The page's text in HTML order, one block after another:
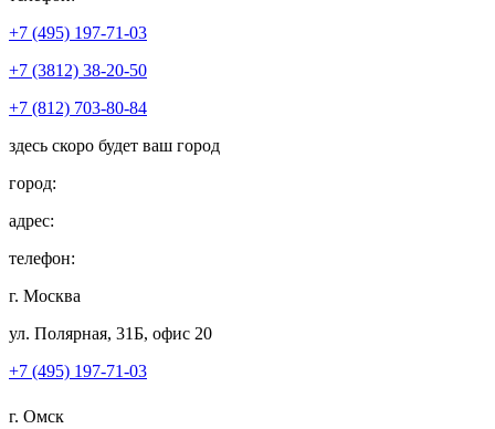
+7 (495) 197-71-03
+7 (3812) 38-20-50
+7 (812) 703-80-84
здесь скоро будет ваш город
город:
адрес:
телефон:
г. Москва
ул. Полярная, 31Б, офис 20
+7 (495) 197-71-03
г. Омск